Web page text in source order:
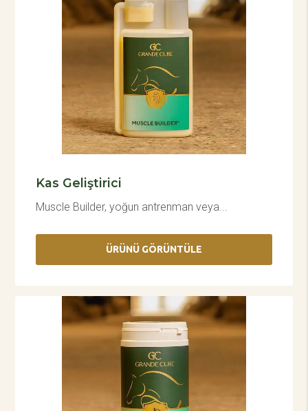
Kas Geliştirici
Muscle Builder, yoğun antrenman veya...
ÜRÜNÜ GÖRÜNTÜLE